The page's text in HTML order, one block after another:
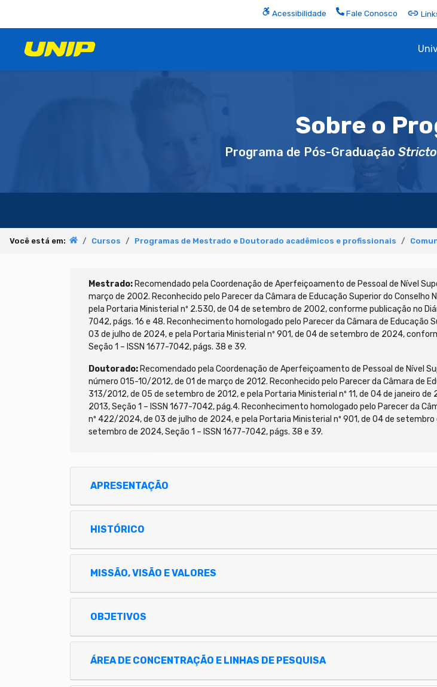
Acessibilidade Fale Conosco
Sobre o
Programa de Pós-Graduação
Você está em: Cursos Programas de Mestrado e Doutorado acadêmicos e profissionais
Mestrado: Recomendado pela Coordenação de Aperfeiçoamento de Pessoal de Nível
março de 2002. Reconhecido pelo Parecer da Câmara de Educação Superior do Conselho
pela Portaria Ministerial nº 2.530, de 04 de setembro de 2002, conforme publicação no
7042, págs. 16 e 48. Reconhecimento homologado pelo Parecer da Câmara de Educação
03 de julho de 2024, e pela Portaria Ministerial nº 901, de 04 de setembro de 2024,
Seção 1 – ISSN 1677-7042, págs. 38 e 39.
Doutorado: Recomendado pela Coordenação de Aperfeiçoamento de Pessoal de Nível
número 015-10/2012, de 01 de março de 2012. Reconhecido pelo Parecer da Câmara de
313/2012, de 05 de setembro de 2012, e pela Portaria Ministerial nº 11, de 04 de janeiro
2013, Seção 1 – ISSN 1677-7042, pág.4. Reconhecimento homologado pelo Parecer da
nº 422/2024, de 03 de julho de 2024, e pela Portaria Ministerial nº 901, de 04 de
setembro de 2024, Seção 1 – ISSN 1677-7042, págs. 38 e 39.
APRESENTAÇÃO
HISTÓRICO
MISSÃO, VISÃO E VALORES
OBJETIVOS
ÁREA DE CONCENTRAÇÃO E LINHAS DE PESQUISA